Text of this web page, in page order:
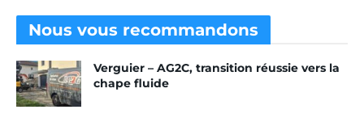
Sika, chapes et options
Vicat, bas carbone
e
Nous vous recommandons
Verguier – AG2C, transition réussie vers la
chape fluide